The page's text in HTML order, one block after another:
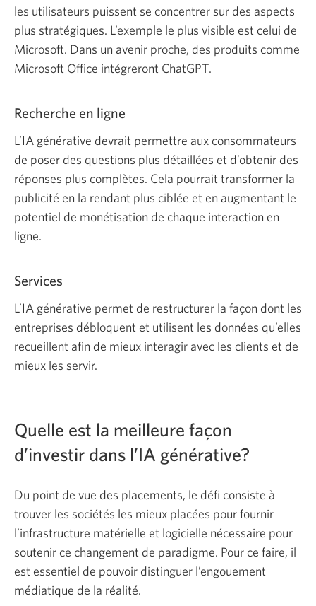
les utilisateurs puissent se concentrer sur des aspects
plus stratégiques. L’exemple le plus visible est celui de
Microsoft. Dans un avenir proche, des produits comme
Microsoft Office intégreront ChatGPTUne
.
Recherche en ligne
L’IA générative devrait permettre aux consommateurs
de poser des questions plus détaillées et d’obtenir des
réponses plus complètes. Cela pourrait transformer la
publicité en la rendant plus ciblée et en augmentant le
potentiel de monétisation de chaque interaction en
ligne.
Services
L’IA générative permet de restructurer la façon dont les
entreprises débloquent et utilisent les données qu’elles
recueillent afin de mieux interagir avec les clients et de
mieux les servir.
Quelle est la meilleure façon
d’investir dans l’IA générative?
Du point de vue des placements, le défi consiste à
trouver les sociétés les mieux placées pour fournir
l’infrastructure matérielle et logicielle nécessaire pour
soutenir ce changement de paradigme. Pour ce faire, il
est essentiel de pouvoir distinguer l’engouement
médiatique de la réalité.